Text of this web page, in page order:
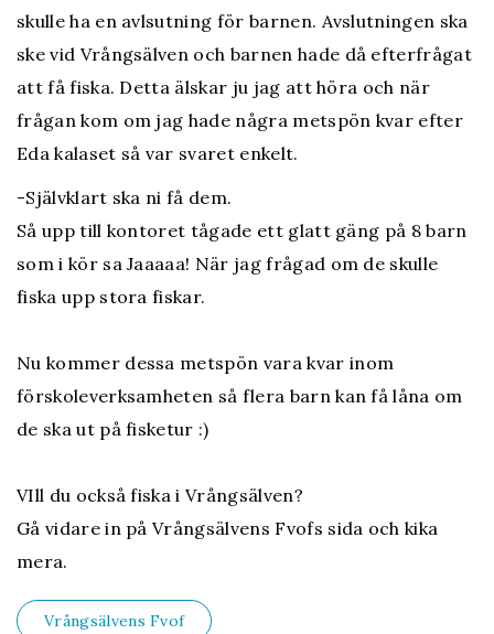
skulle ha en avlsutning för barnen. Avslutningen ska
ske vid Vrångsälven och barnen hade då efterfrågat
att få fiska. Detta älskar ju jag att höra och när
frågan kom om jag hade några metspön kvar efter
Eda kalaset så var svaret enkelt.
-Självklart ska ni få dem.
Så upp till kontoret tågade ett glatt gäng på 8 barn
som i kör sa Jaaaaa! När jag frågad om de skulle
fiska upp stora fiskar.
Nu kommer dessa metspön vara kvar inom
förskoleverksamheten så flera barn kan få låna om
de ska ut på fisketur :)
VIll du också fiska i Vrångsälven?
Gå vidare in på Vrångsälvens Fvofs sida och kika
mera.
Vrångsälvens Fvof